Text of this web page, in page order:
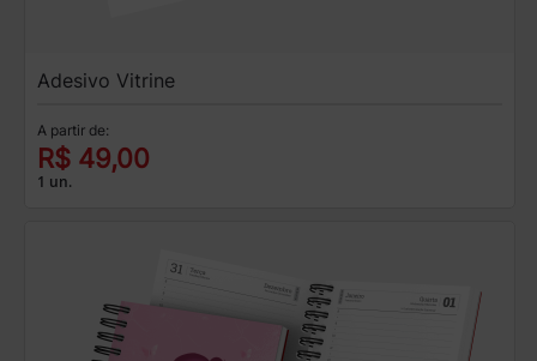
Adesivo Vitrine
A partir de:
R$ 49,00
1 un.